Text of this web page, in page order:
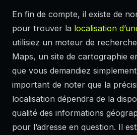
En fin de compte, il existe de
pour trouver la localisation
utilisiez un moteur de
Maps, un site de cartographie
que vous demandiez
important de noter que la
localisation dépendra de la
qualité des informations
pour l’adresse en question. Il